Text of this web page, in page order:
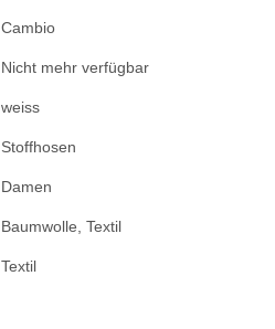
Cambio
Nicht mehr verfügbar
weiss
Stoffhosen
Damen
Baumwolle, Textil
Textil